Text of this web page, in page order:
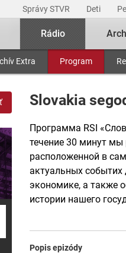
Správy STVR Deti
Rádio
Extra Program
Slovakia
Программа RSI
течение 30 минут
расположенной в
актуальных событих
экономике, а также
истории нашего
Popis epizódy